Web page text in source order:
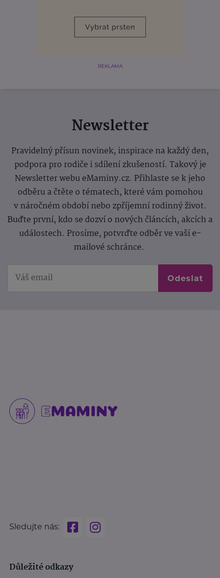
REKLAMA
Newsletter
Pravidelný přísun novinek, inspirace na každý den,
podpora pro rodiče i sdílení zkušeností. Takový je
Newsletter webu eMaminy.cz. Přihlaste se k jeho
odběru a čtěte o tématech, které vám pomohou
v náročném období nebo zpříjemní rodinný život.
Buďte první, kdo se dozví o nových článcích, akcích a
událostech. Prosíme, potvrďte odběr ve vaší e-
mailové schránce.
Odeslat
Sledujte nás:
Důležité odkazy